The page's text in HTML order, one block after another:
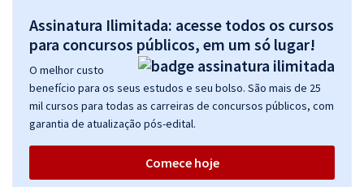
Assinatura Ilimitada: acesse todos os cursos
para concursos públicos, em um só lugar!
O melhor custo
benefício para os seus estudos e seu bolso. São mais de 25
mil cursos para todas as carreiras de concursos públicos, com
garantia de atualização pós-edital.
Comece hoje